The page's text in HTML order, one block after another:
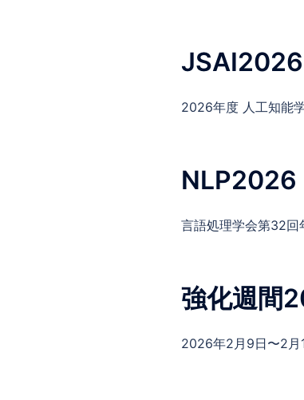
JSAI2026
2026年度 人工知能
NLP2026
言語処理学会第32
強化週間
2026年2月9日〜2